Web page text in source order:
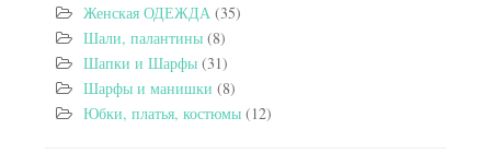
Женская ОДЕЖДА (35)
Шали, палантины (8)
Шапки и Шарфы (31)
Шарфы и манишки (8)
Юбки, платья, костюмы (12)